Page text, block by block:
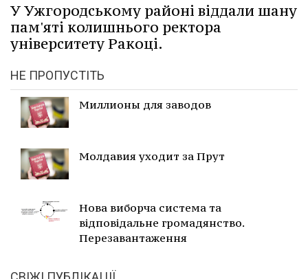
У Ужгородському районі віддали шану
пам'яті колишнього ректора
університету Ракоці.
НЕ ПРОПУСТІТЬ
Миллионы для заводов
Молдавия уходит за Прут
Нова виборча система та
відповідальне громадянство.
Перезавантаження